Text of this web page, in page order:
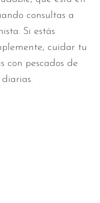
consultas a
Si estás
cuidar tu
con pescados de